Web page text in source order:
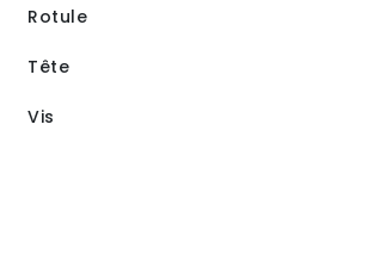
Rotule
Tête
Vis